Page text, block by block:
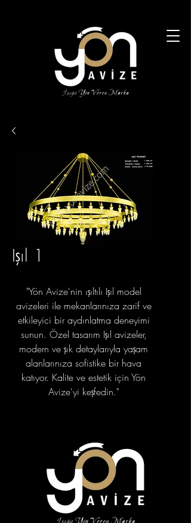
Işıl 1
"Yön Avize'nin ışıltılı Işıl model
avizeleri ile mekanlarınıza zarif ve
etkileyici bir aydınlatma deneyimi
sunun. Özel tasarım Işıl avizeler,
modern ve şık detaylarıyla yaşam
alanlarınıza sofistike bir hava
katıyor. Kalite ve estetik için Yön
Avize'yi keşfedin."